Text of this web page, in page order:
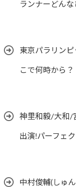
ランナーどんな
東京パラリン
こで何時から？
神里和毅/大和/
出演!パーフェ
中村俊輔(しゅ